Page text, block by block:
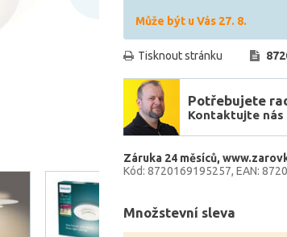
Může být u Vás 27. 8.
Tisknout stránku
Potřebujete
Kontaktujte nás
Záruka 24 měsíců
Kód: 8720169195257 EAN:
Množstevní sleva